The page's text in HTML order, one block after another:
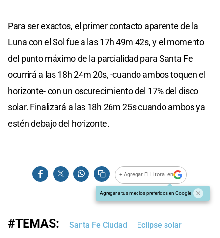
Para ser exactos, el primer contacto aparente de la
Luna con el Sol fue a las 17h 49m 42s, y el momento
del punto máximo de la parcialidad para Santa Fe
ocurrirá a las 18h 24m 20s, -cuando ambos toquen el
horizonte- con un oscurecimiento del 17% del disco
solar. Finalizará a las 18h 26m 25s cuando ambos ya
estén debajo del horizonte.
+ Agregar El Litoral en
Agregar a tus medios preferidos en Google
#TEMAS: Santa Fe Ciudad Eclipse solar